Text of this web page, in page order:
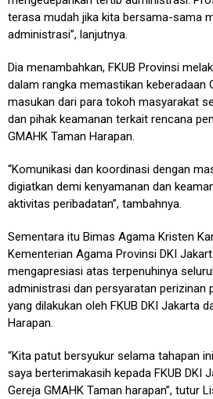
terasa mudah jika kita bersama-sama
administrasi”, lanjutnya.
Dia menambahkan, FKUB Provinsi
dalam rangka memastikan keberadaan
masukan dari para tokoh masyarakat
dan pihak keamanan terkait rencana
GMAHK Taman Harapan.
“Komunikasi dan koordinasi dengan
digiatkan demi kenyamanan dan
aktivitas peribadatan”, tambahnya.
Sementara itu Bimas Agama Kristen
Kementerian Agama Provinsi DKI
mengapresiasi atas terpenuhinya
administrasi dan persyaratan perizinan
yang dilakukan oleh FKUB DKI Jakarta
Harapan.
“Kita patut bersyukur selama tahapan
saya berterimakasih kepada FKUB DKI
Gereja GMAHK Taman harapan”, tutur